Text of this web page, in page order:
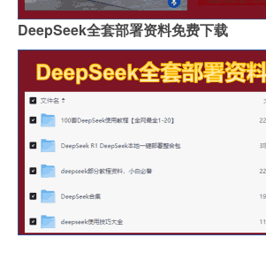
DeepSeek全套部署资料免费下载